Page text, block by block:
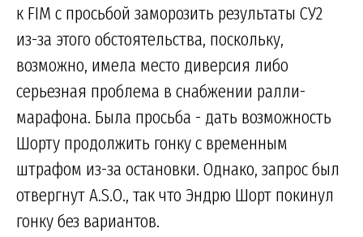
к FIM с просьбой заморозить результаты СУ2
из-за этого обстоятельства, поскольку,
возможно, имела место диверсия либо
серьезная проблема в снабжении ралли-
марафона. Была просьба - дать возможность
Шорту продолжить гонку с временным
штрафом из-за остановки. Однако, запрос был
отвергнут A.S.O., так что Эндрю Шорт покинул
гонку без вариантов.